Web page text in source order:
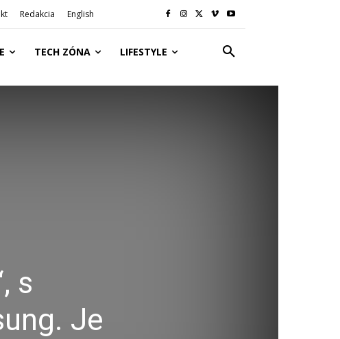
Redakcia English
TECH ZÓNA LIFESTYLE
s
Je